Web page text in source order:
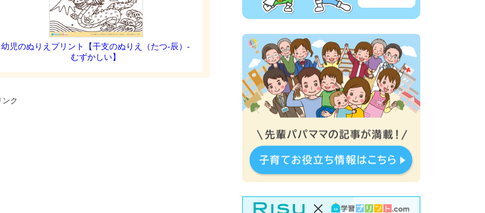
幼児のぬりえプリント【干支のぬりえ（たつ-辰）-
むずかしい】
ンク